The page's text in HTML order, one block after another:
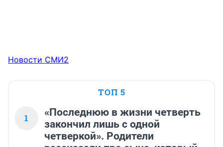
Новости СМИ2
ТОП 5
1
«Последнюю в жизни четверть
закончил лишь с одной
четверкой». Родители